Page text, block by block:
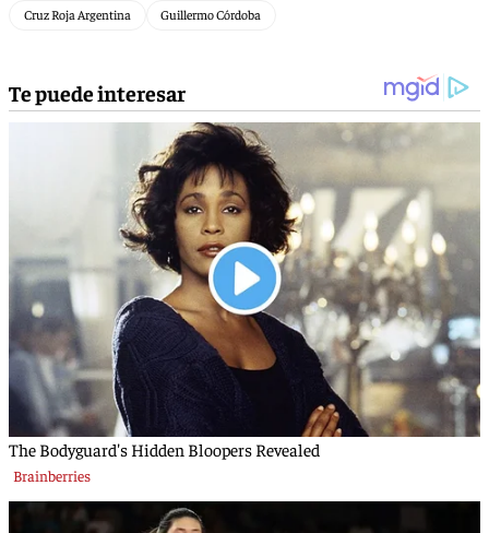
Cruz Roja Argentina Guillermo Córdoba